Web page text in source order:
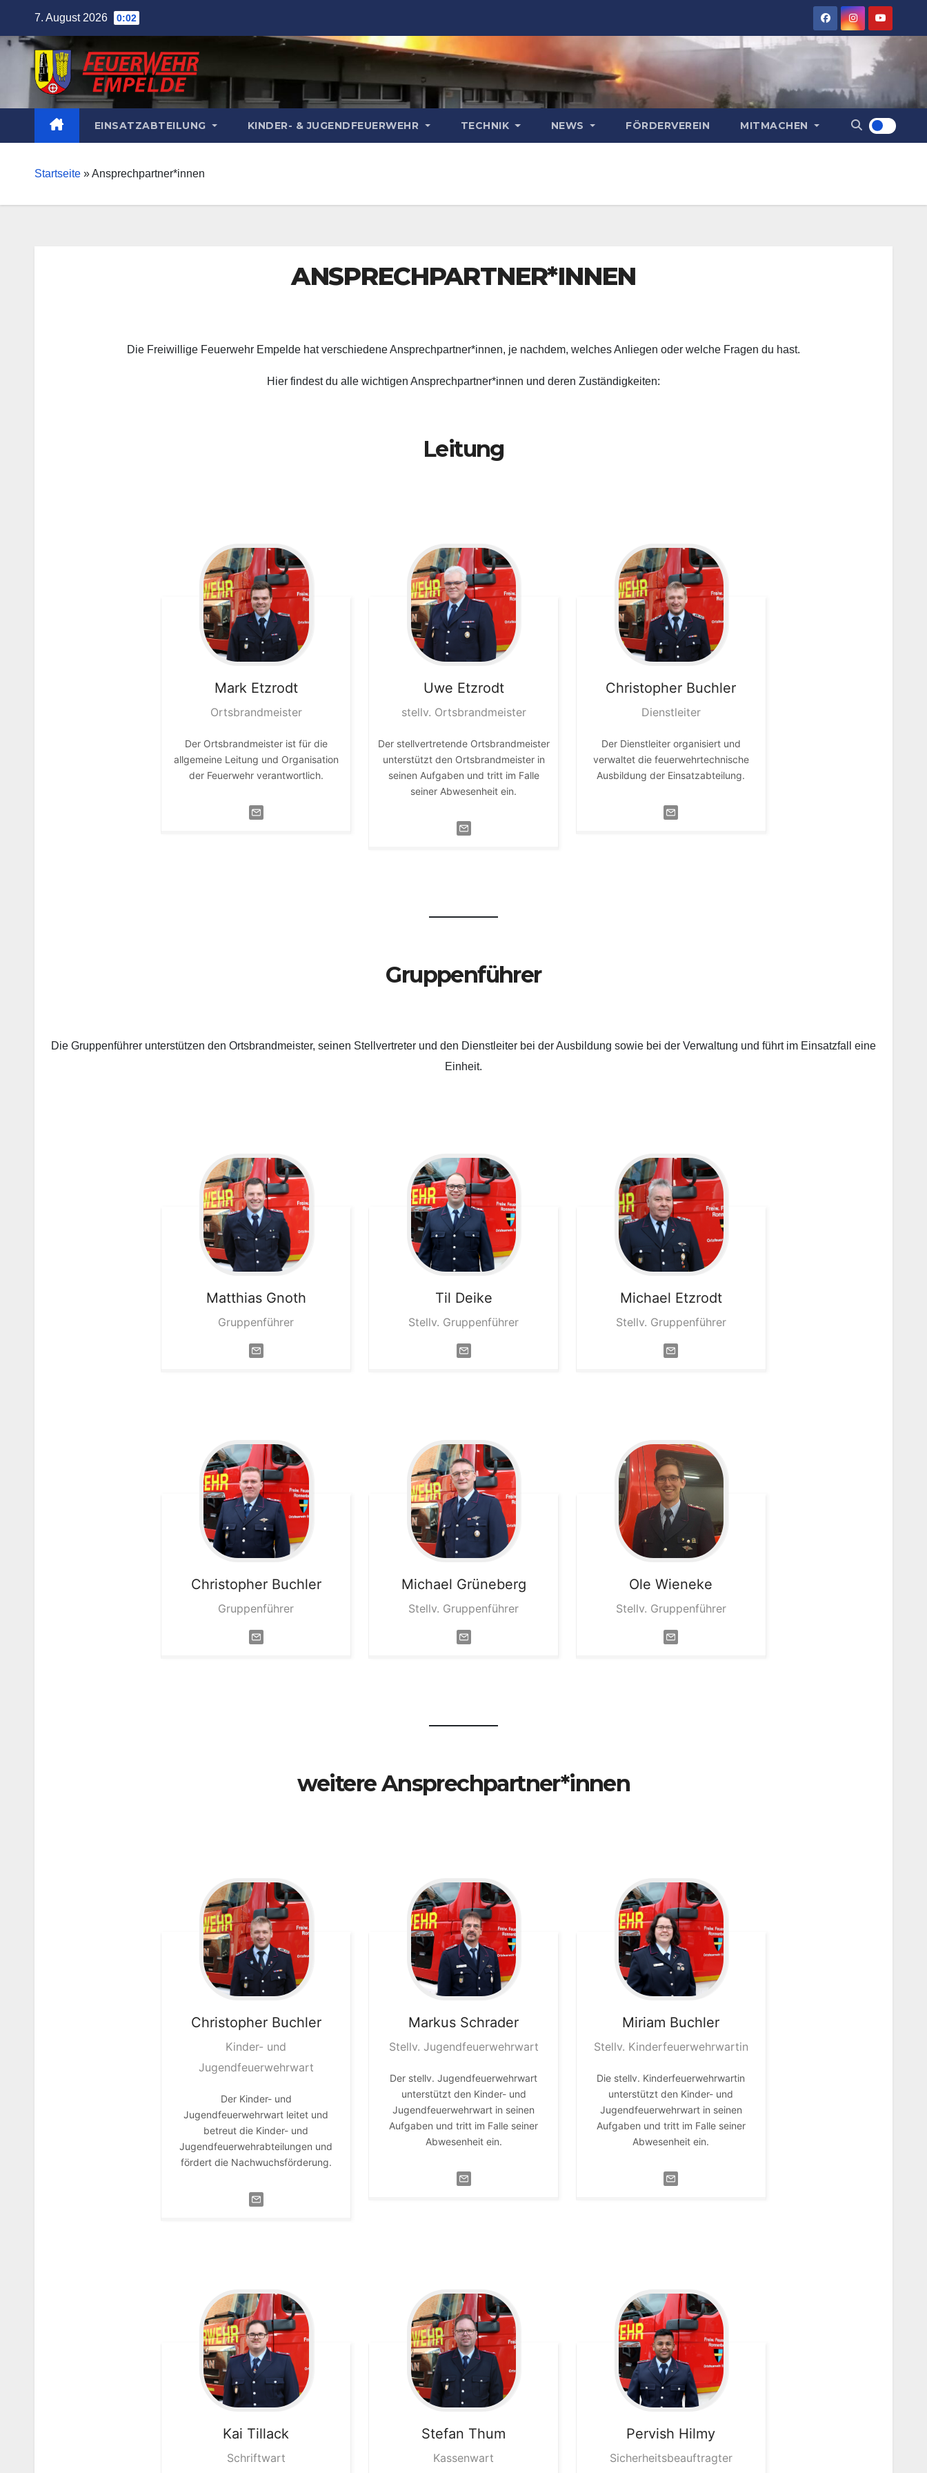
content
7. August 2026 0:02
EINSATZABTEILUNG KINDER- & JUGENDFEUERWEHR TECHNIK NEWS FÖRDERVEREIN MITMACHEN
Startseite »Ansprechpartner*innen
ANSPRECHPARTNER*INNEN
Die Freiwillige Feuerwehr Empelde hat verschiedene Ansprechpartner*innen, je nachdem, welches Anliegen oder welche Fragen du hast.
Hier findest du alle wichtigen Ansprechpartner*innen und deren Zuständigkeiten:
Leitung
Mark Etzrodt
Ortsbrandmeister
Der Ortsbrandmeister ist für die
allgemeine Leitung und Organisation
der Feuerwehr verantwortlich.
Uwe Etzrodt
stellv. Ortsbrandmeister
Der stellvertretende Ortsbrandmeister
unterstützt den Ortsbrandmeister in
seinen Aufgaben und tritt im Falle
seiner Abwesenheit ein.
Christopher Buchler
Dienstleiter
Der Dienstleiter organisiert und
verwaltet die feuerwehrtechnische
Ausbildung der Einsatzabteilung.
Gruppenführer
Die Gruppenführer unterstützen den Ortsbrandmeister, seinen Stellvertreter und den Dienstleiter bei der Ausbildung sowie bei der Verwaltung und führt im Einsatzfall eine
Einheit.
Matthias Gnoth
Gruppenführer
Til Deike
Stellv. Gruppenführer
Michael Etzrodt
Stellv. Gruppenführer
Christopher Buchler
Gruppenführer
Michael Grüneberg
Stellv. Gruppenführer
Ole Wieneke
Stellv. Gruppenführer
weitere Ansprechpartner*innen
Christopher Buchler
Kinder- und
Jugendfeuerwehrwart
Der Kinder- und
Jugendfeuerwehrwart leitet und
betreut die Kinder- und
Jugendfeuerwehrabteilungen und
fördert die Nachwuchsförderung.
Markus Schrader
Stellv. Jugendfeuerwehrwart
Der stellv. Jugendfeuerwehrwart
unterstützt den Kinder- und
Jugendfeuerwehrwart in seinen
Aufgaben und tritt im Falle seiner
Abwesenheit ein.
Miriam Buchler
Stellv. Kinderfeuerwehrwartin
Die stellv. Kinderfeuerwehrwartin
unterstützt den Kinder- und
Jugendfeuerwehrwart in seinen
Aufgaben und tritt im Falle seiner
Abwesenheit ein.
Kai Tillack
Schriftwart
Stefan Thum
Kassenwart
Pervish Hilmy
Sicherheitsbeauftragter